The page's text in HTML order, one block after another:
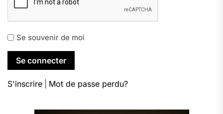
Se souvenir de moi
S'inscrire Mot de passe perdu?